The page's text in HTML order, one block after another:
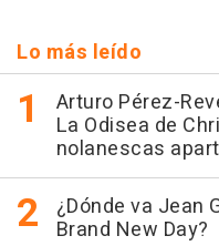
Lo más leído
Arturo Pérez-
La Odisea de
nolanescas
¿Dónde va Jean
Brand New Day?